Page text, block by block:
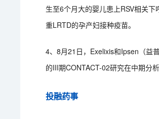
生至6个月大的婴儿患上RSV相关
重LRTD的孕产妇接种疫苗。
4、8月21日，Exelixis和Ipsen（益
的III期CONTACT-02研究在中期分
投融药事